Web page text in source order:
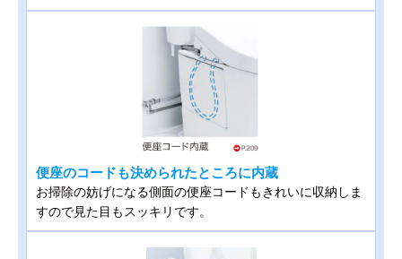
便座のコードも決められたところに内蔵
お掃除の妨げになる側面の便座コードもきれいに収納しま
すので見た目もスッキリです。